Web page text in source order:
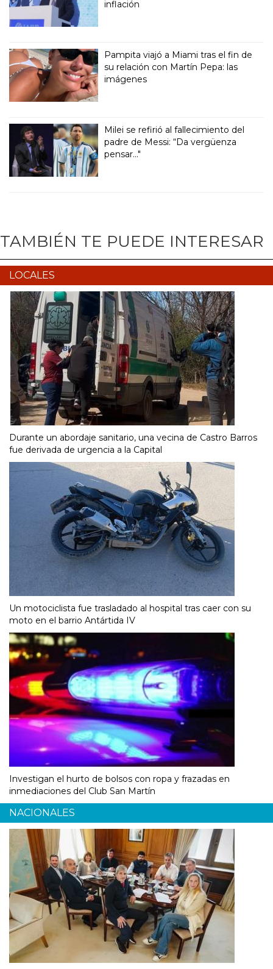
inflación
Pampita viajó a Miami tras el fin de
su relación con Martín Pepa: las
imágenes
Milei se refirió al fallecimiento del
padre de Messi: “Da vergüenza
pensar..."
TAMBIÉN TE PUEDE INTERESAR
LOCALES
Durante un abordaje sanitario, una vecina de Castro Barros
fue derivada de urgencia a la Capital
Un motociclista fue trasladado al hospital tras caer con su
moto en el barrio Antártida IV
Investigan el hurto de bolsos con ropa y frazadas en
inmediaciones del Club San Martín
NACIONALES